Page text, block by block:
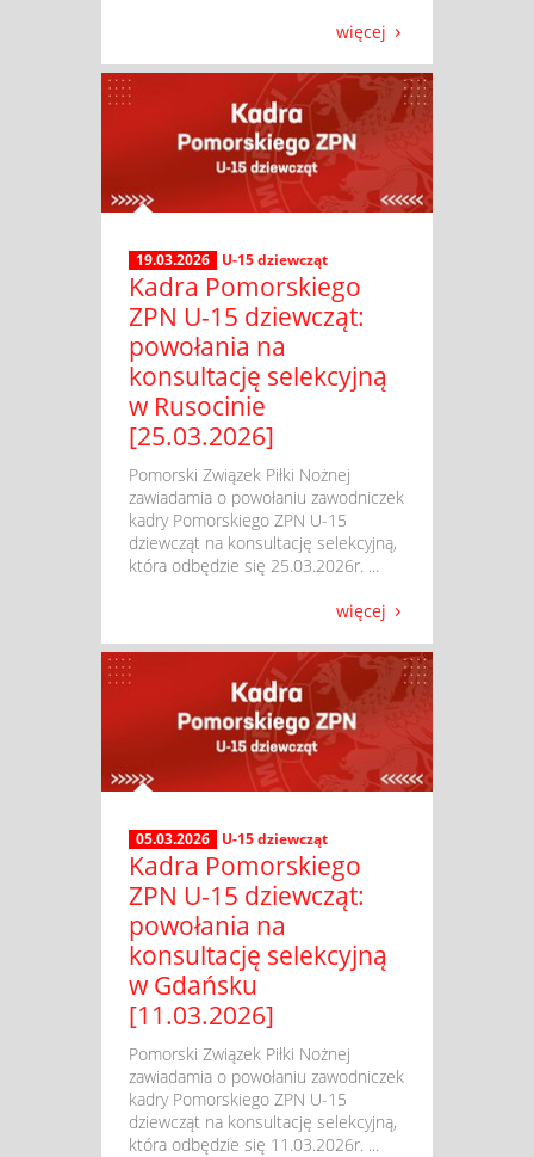
więcej
19.03.2026 U-15 dziewcząt
Kadra Pomorskiego
ZPN U-15 dziewcząt:
powołania na
konsultację selekcyjną
w Rusocinie
[25.03.2026]
​ Pomorski Związek Piłki Nożnej
zawiadamia o powołaniu zawodniczek
kadry Pomorskiego ZPN U-15
dziewcząt na konsultację selekcyjną,
która odbędzie się 25.03.2026r. ...
więcej
05.03.2026 U-15 dziewcząt
Kadra Pomorskiego
ZPN U-15 dziewcząt:
powołania na
konsultację selekcyjną
w Gdańsku
[11.03.2026]
​ Pomorski Związek Piłki Nożnej
zawiadamia o powołaniu zawodniczek
kadry Pomorskiego ZPN U-15
dziewcząt na konsultację selekcyjną,
która odbędzie się 11.03.2026r. ...